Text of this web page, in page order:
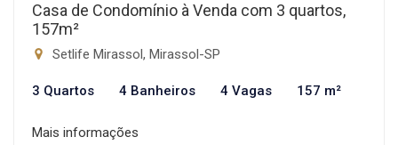
Casa de Condomínio à Venda com 3 quartos,
157m²
Setlife Mirassol, Mirassol-SP
3 Quartos 4 Banheiros 4 Vagas 157 m²
Mais informações